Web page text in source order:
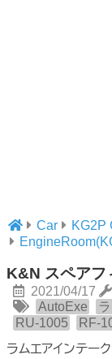
Car KG2P
K&N スペアフ
2021/04/17
AutoExe
RU-1005
RF-
ラムエアインテー